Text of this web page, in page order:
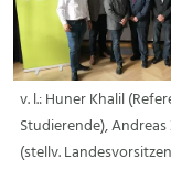
v. l.: Huner Khalil
Studierende),
(stellv.